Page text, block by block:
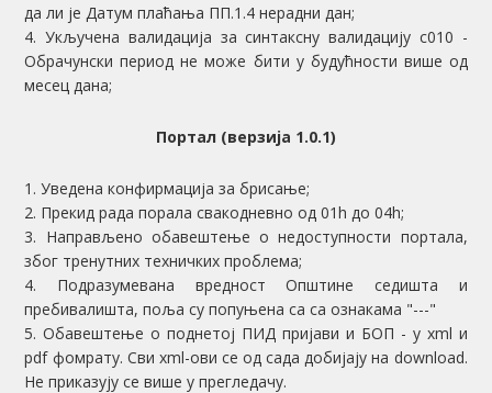
да ли је Датум плаћања ПП.1.4 нерадни дан;
4. Укључена валидација за синтаксну валидацију с010 -
Обрачунски период не може бити у будућности више од
месец дана;
Портал (верзија 1.0.1)
1. Уведена конфирмација за брисање;
2. Прекид рада порала свакодневно од 01h до 04h;
3. Направљено обавештење о недоступности портала,
због тренутних техничких проблема;
4. Подразумевана вредност Општине седишта и
пребивалишта, поља су попуњена са са ознакама "---"
5. Обавештење о поднетој ПИД пријави и БОП - у xml и
pdf фомрату. Сви xml-ови се од сада добијају на download.
Не приказују се више у прегледачу.